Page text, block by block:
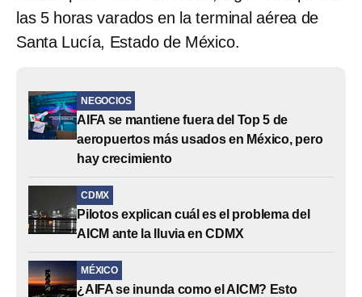
las 5 horas varados en la terminal aérea de
Santa Lucía, Estado de México.
NEGOCIOS
AIFA se mantiene fuera del Top 5 de
aeropuertos más usados en México, pero
hay crecimiento
CDMX
Pilotos explican cuál es el problema del
AICM ante la lluvia en CDMX
MÉXICO
¿AIFA se inunda como el AICM? Esto